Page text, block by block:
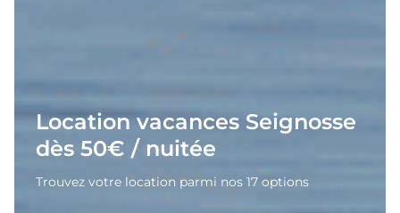
Location vacances Seignosse
dès 50€ / nuitée
Trouvez votre location parmi nos 17 options